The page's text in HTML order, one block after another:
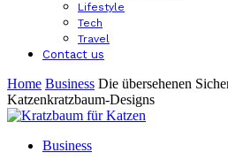
Lifestyle
Tech
Travel
Contact us
Home Business Die übersehenen
Katzenkratzbaum-Designs
Business